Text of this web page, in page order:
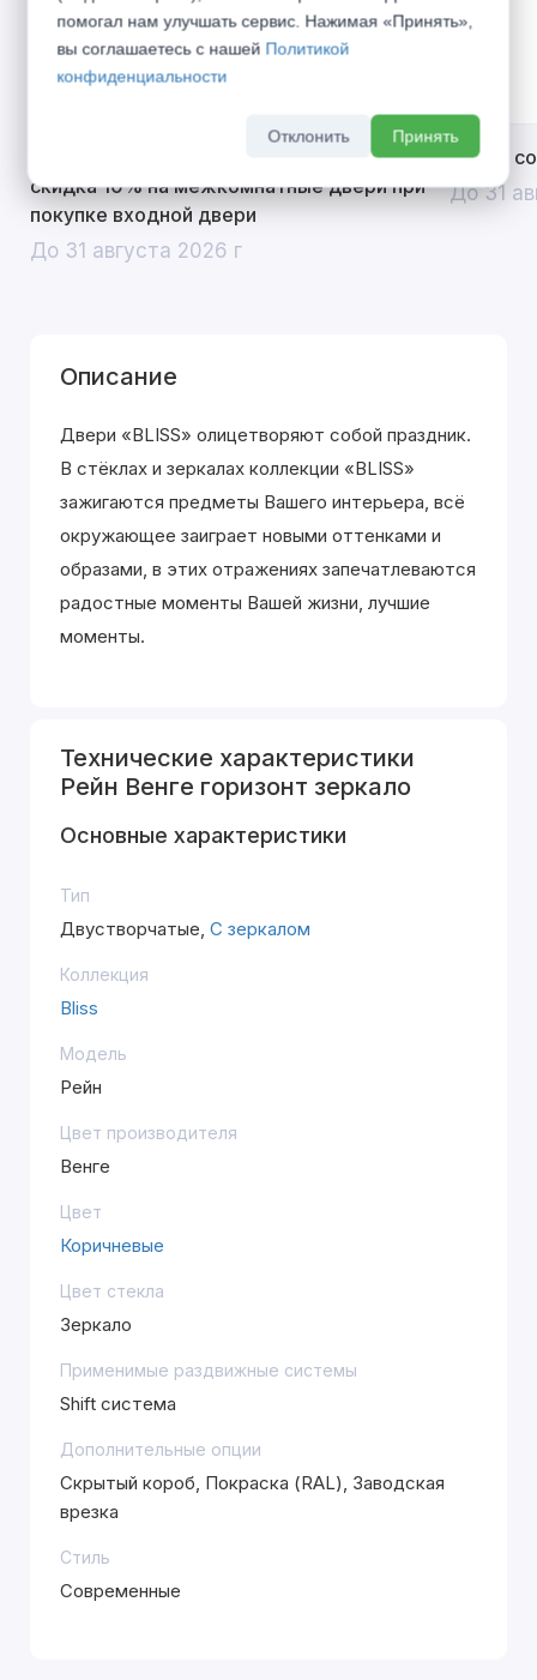
Открой двери выгоде. Дополнительная
скидка 10% на межкомнатные двери при
покупке входной двери
До 31 августа 2026 г
Divilux
До 31
Описание
Двери «BLISS» олицетворяют собой праздник.
В стёклах и зеркалах коллекции «BLISS»
зажигаются предметы Вашего интерьера, всё
окружающее заиграет новыми оттенками и
образами, в этих отражениях запечатлеваются
радостные моменты Вашей жизни, лучшие
моменты.
Технические характеристики
Рейн Венге горизонт зеркало
Основные характеристики
Тип
Двустворчатые, С зеркалом
Коллекция
Bliss
Модель
Рейн
Цвет производителя
Венге
Цвет
Коричневые
Цвет стекла
Зеркало
Применимые раздвижные системы
Shift система
Дополнительные опции
Скрытый короб, Покраска (RAL), Заводская
врезка
Стиль
Современные
помогал нам улучшать сервис. Нажимая «Принять»,
вы соглашаетесь с нашей Политикой
конфиденциальности
Отклонить Принять